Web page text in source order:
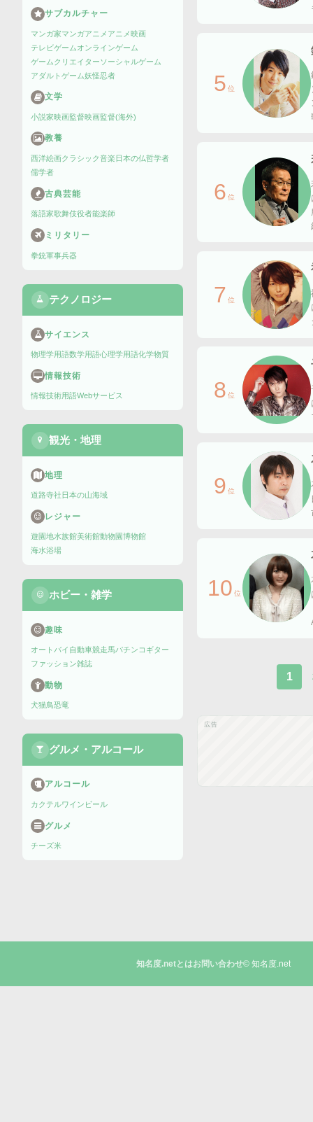
サブカルチャー
マンガ家マンガアニメ アニメ映画
テレビゲームオンラインゲーム
ゲームクリエイターソーシャルゲーム
アダルトゲーム妖怪忍者
文学
小説家映画監督映画監督(海外)
教養
西洋絵画クラシック音楽 日本の仏哲学者
儒学者
古典芸能
落語家歌舞伎役者能楽師
ミリタリー
拳銃軍事兵器
テクノロジー
サイエンス
物理学用語数学用語心理学用語化学物質
情報技術
情報技術用語Webサービス
観光・地理
地理
道路寺社 日本の山海域
レジャー
遊園地水族館美術館動物園博物館
海水浴場
ホビー・雑学
趣味
オートバイ 自動車競走馬パチンコ ギター
ファッション雑誌
動物
犬猫鳥恐竜
グルメ・アルコール
アルコール
カクテルワイン ビール
グルメ
チーズ米
5 位
6 位
7 位
8 位
9 位
10 位
1
広告
知名度.netとはお問い合わせ© 知名度.net